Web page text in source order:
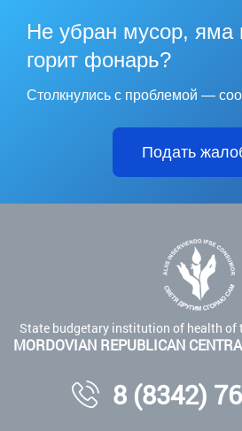
Не убран мусор, яма
горит фонарь?
Столкнулись с проблемой —
Подать
State budgetary institution of health of
MORDOVIAN REPUBLICAN
8 (8342)